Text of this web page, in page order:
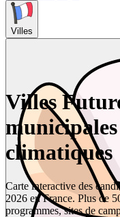
Villes
Villes
climatiques
Carte interactive des
2026 en France. Plus de
programmes, sites de